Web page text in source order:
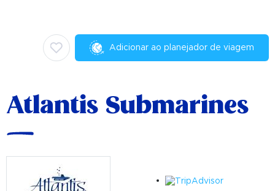
Adicionar ao planejador de viagem
Atlantis Submarines